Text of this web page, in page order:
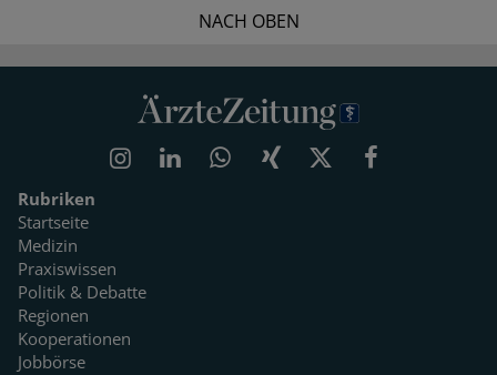
NACH OBEN
Rubriken
Startseite
Medizin
Praxiswissen
Politik & Debatte
Regionen
Kooperationen
Jobbörse